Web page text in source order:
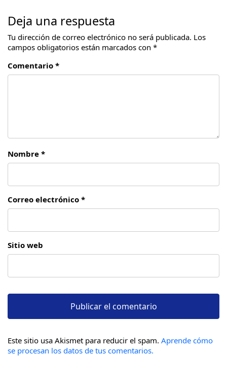
Deja una respuesta
Tu dirección de correo electrónico no será publicada. Los
campos obligatorios están marcados con *
Comentario *
Nombre *
Correo electrónico *
Sitio web
Este sitio usa Akismet para reducir el spam. Aprende cómo
se procesan los datos de tus comentarios.